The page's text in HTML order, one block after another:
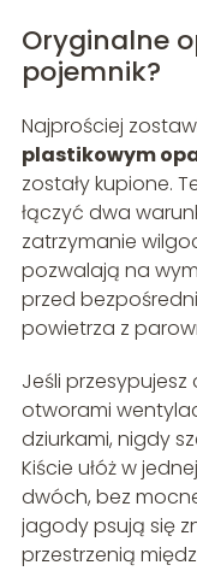
Oryginalne
pojemnik?
Najprościej
plastikowym
zostały kupione.
łączyć dwa
zatrzymanie
pozwalają na
przed
powietrza z
Jeśli
otworami
dziurkami, nigdy
Kiście ułóż w
dwóch, bez
jagody psują się
przestrzenią